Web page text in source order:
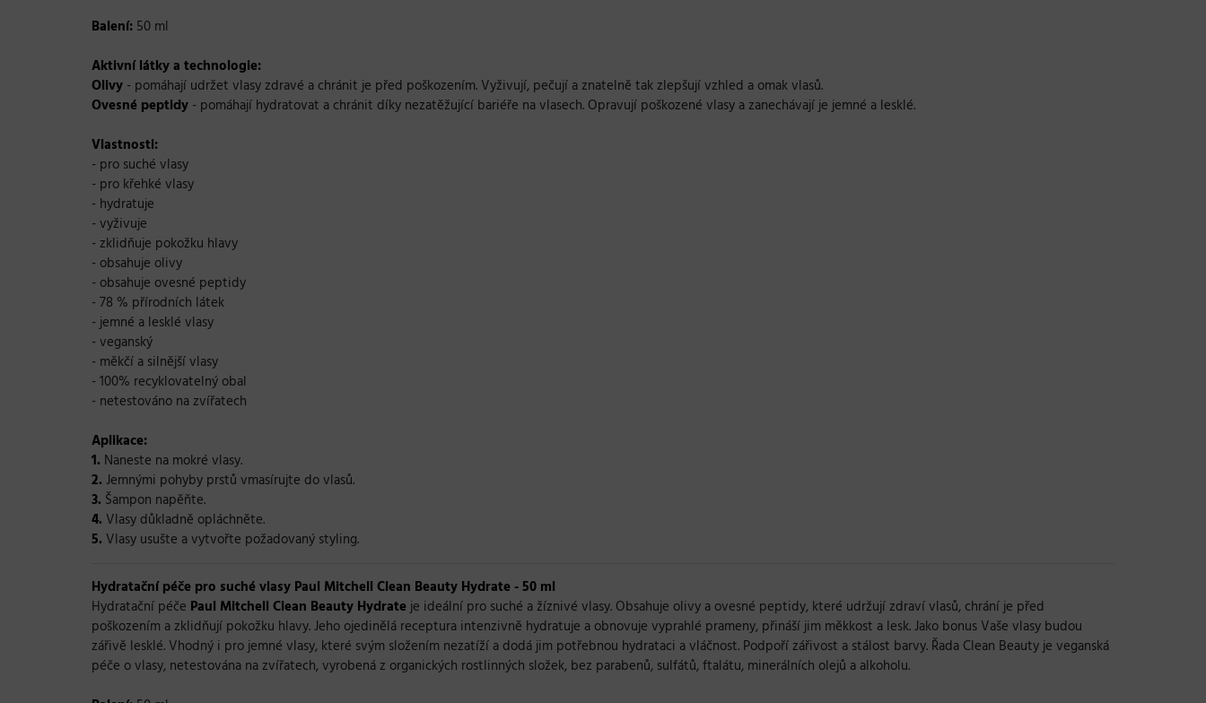
Balení: 50 ml
Aktivní látky a technologie:
Olivy - pomáhají udržet vlasy zdravé a chránit je před poškozením. Vyživují, pečují a znatelně tak zlepšují vzhled a omak vlasů.
Ovesné peptidy - pomáhají hydratovat a chránit díky nezatěžující bariéře na vlasech. Opravují poškozené vlasy a zanechávají je jemné a lesklé.
Vlastnosti:
- pro suché vlasy
- pro křehké vlasy
- hydratuje
- vyživuje
- zklidňuje pokožku hlavy
- obsahuje olivy
- obsahuje ovesné peptidy
- 78 % přírodních látek
- jemné a lesklé vlasy
- veganský
- měkčí a silnější vlasy
- 100% recyklovatelný obal
- netestováno na zvířatech
Aplikace:
1. Naneste na mokré vlasy.
2. Jemnými pohyby prstů vmasírujte do vlasů.
3. Šampon napěňte.
4. Vlasy důkladně opláchněte.
5. Vlasy usušte a vytvořte požadovaný styling.
Hydratační péče pro suché vlasy Paul Mitchell Clean Beauty Hydrate - 50 ml
Hydratační péče Paul Mitchell Clean Beauty Hydrateje ideální pro suché a žíznivé vlasy. Obsahuje olivy a ovesné peptidy, které udržují zdraví vlasů, chrání je před
poškozením a zklidňují pokožku hlavy. Jeho ojedinělá receptura intenzivně hydratuje a obnovuje vyprahlé prameny, přináší jim měkkost a lesk. Jako bonus Vaše vlasy budou
zářivě lesklé. Vhodný i pro jemné vlasy, které svým složením nezatíží a dodá jim potřebnou hydrataci a vláčnost. Podpoří zářivost a stálost barvy. Řada Clean Beauty je veganská
péče o vlasy, netestována na zvířatech, vyrobená z organických rostlinných složek, bez parabenů, sulfátů, ftalátu, minerálních olejů a alkoholu.